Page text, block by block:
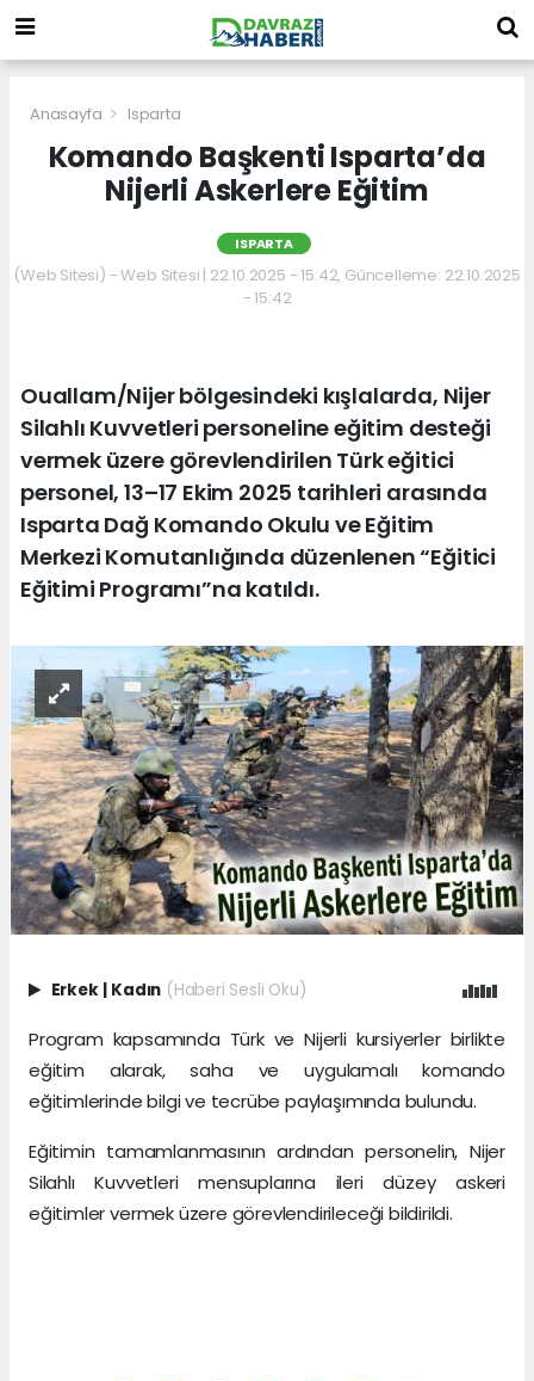
Anasayfa Isparta
Komando Başkenti Isparta’da
Nijerli Askerlere Eğitim
ISPARTA
(Web Sitesi) - Web Sitesi | 22.10.2025 - 15:42, Güncelleme: 22.10.2025
- 15:42
Ouallam/Nijer bölgesindeki kışlalarda, Nijer
Silahlı Kuvvetleri personeline eğitim desteği
vermek üzere görevlendirilen Türk eğitici
personel, 13–17 Ekim 2025 tarihleri arasında
Isparta Dağ Komando Okulu ve Eğitim
Merkezi Komutanlığında düzenlenen “Eğitici
Eğitimi Programı”na katıldı.
Erkek | Kadın (Haberi Sesli Oku)
Program kapsamında Türk ve Nijerli kursiyerler birlikte
eğitim alarak, saha ve uygulamalı komando
eğitimlerinde bilgi ve tecrübe paylaşımında bulundu.
Eğitimin tamamlanmasının ardından personelin, Nijer
Silahlı Kuvvetleri mensuplarına ileri düzey askeri
eğitimler vermek üzere görevlendirileceği bildirildi.